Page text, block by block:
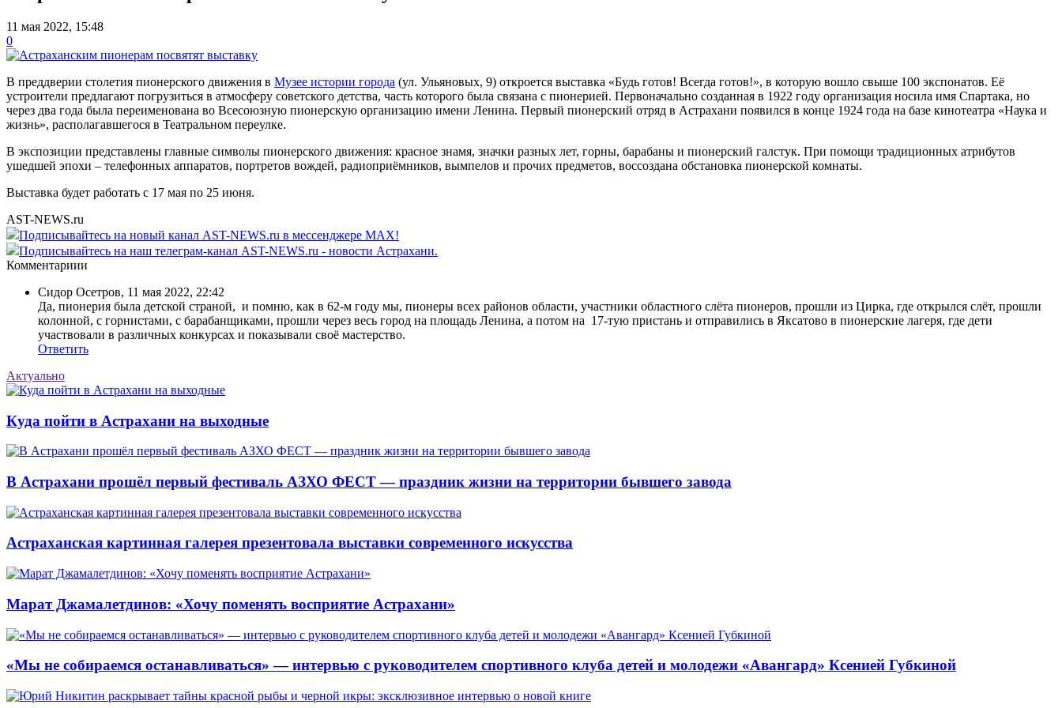
11 мая 2022, 15:48
0
В преддверии столетия пионерского движения в Музее истории города (ул. Ульяновых, 9) откроется выставка «Будь готов! Всегда готов!», в которую вошло свыше 100 экспонатов. Её
устроители предлагают погрузиться в атмосферу советского детства, часть которого была связана с пионерией. Первоначально созданная в 1922 году организация носила имя Спартака, но
через два года была переименована во Всесоюзную пионерскую организацию имени Ленина. Первый пионерский отряд в Астрахани появился в конце 1924 года на базе кинотеатра «Наука и
жизнь», располагавшегося в Театральном переулке.
В экспозиции представлены главные символы пионерского движения: красное знамя, значки разных лет, горны, барабаны и пионерский галстук. При помощи традиционных атрибутов
ушедшей эпохи – телефонных аппаратов, портретов вождей, радиоприёмников, вымпелов и прочих предметов, воссоздана обстановка пионерской комнаты.
Выставка будет работать с 17 мая по 25 июня.
AST-NEWS.ru
Подписывайтесь на новый канал AST-NEWS.ru в мессенджере MAX!
Подписывайтесь на наш телеграм-канал AST-NEWS.ru - новости Астрахани.
Комментариии
Сидор Осетров, 11 мая 2022, 22:42
Да, пионерия была детской страной, и помню, как в 62-м году мы, пионеры всех районов области, участники областного слёта пионеров, прошли из Цирка, где открылся слёт, прошли
колонной, с горнистами, с барабанщиками, прошли через весь город на площадь Ленина, а потом на 17-тую пристань и отправились в Яксатово в пионерские лагеря, где дети
участвовали в различных конкурсах и показывали своё мастерство.
Ответить
Актуально
Куда пойти в Астрахани на выходные
В Астрахани прошёл первый фестиваль АЗХО ФЕСТ — праздник жизни на территории бывшего завода
Астраханская картинная галерея презентовала выставки современного искусства
Марат Джамалетдинов: «Хочу поменять восприятие Астрахани»
«Мы не собираемся останавливаться» — интервью с руководителем спортивного клуба детей и молодежи «Авангард» Ксенией Губкиной